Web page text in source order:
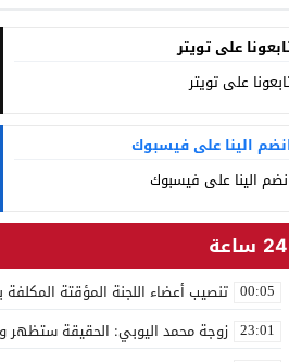
على تويتر
على تويتر
الينا على فيسبوك
الينا على فيسبوك
24 ساعة
00:05 تنصيب أعضاء اللجنة المؤقتة
23:01 زوجة محمد اليوبي: الحقيقة ستظهر